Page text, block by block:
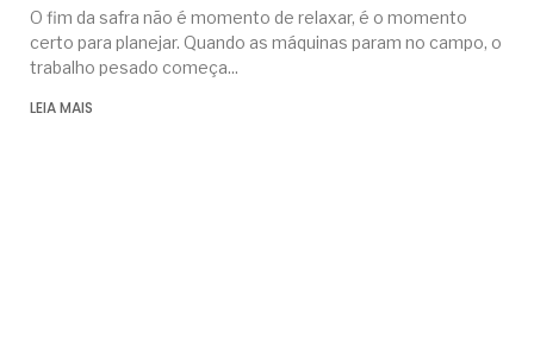
O fim da safra não é momento de relaxar, é o momento
certo para planejar. Quando as máquinas param no campo, o
trabalho pesado começa
LEIA MAIS